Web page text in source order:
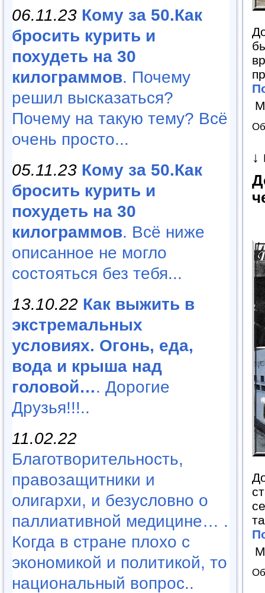
06.11.23 Кому за 50.Как
бросить курить и
похудеть на 30
килограммов. Почему
решил высказаться?
Почему на такую тему? Всё
очень просто...
05.11.23 Кому за 50.Как
бросить курить и
похудеть на 30
килограммов. Всё ниже
описанное не могло
состояться без тебя...
13.10.22 Как выжить в
экстремальных
условиях. Огонь, еда,
вода и крыша над
головой…. Дорогие
Друзья!!!..
11.02.22
Благотворительность,
правозащитники и
олигархи, и безусловно о
паллиативной медицине… .
Когда в стране плохо с
экономикой и политикой, то
национальный вопрос..